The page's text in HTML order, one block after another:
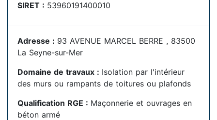
SIRET : 53960191400010
Adresse : 93 AVENUE MARCEL BERRE , 83500
La Seyne-sur-Mer
Domaine de travaux : Isolation par l'intérieur
des murs ou rampants de toitures ou plafonds
Qualification RGE : Maçonnerie et ouvrages en
béton armé